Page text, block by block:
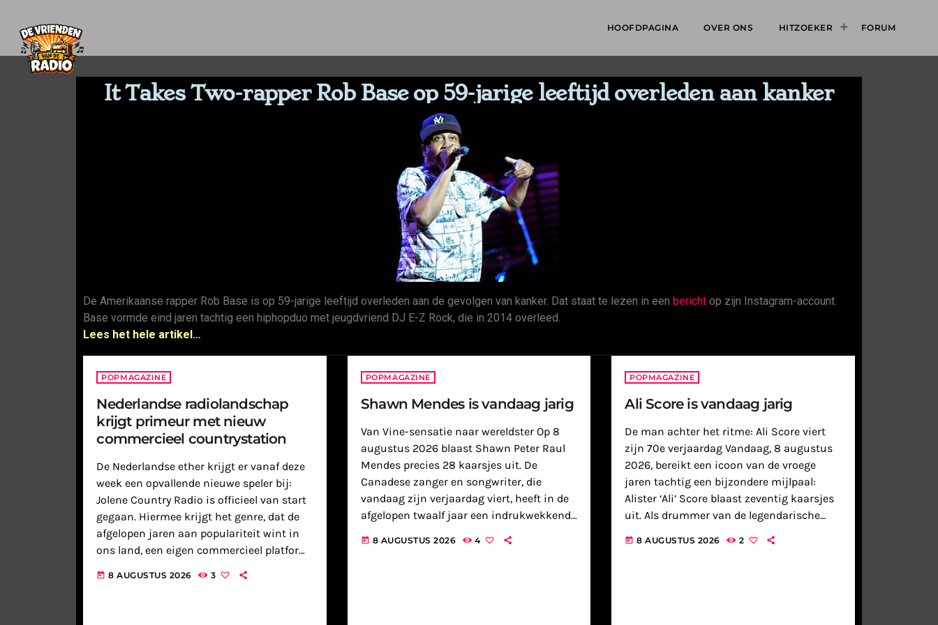
HOOFDPAGINA OVER ONS HITZOEKER FORUM
It Takes Two-rapper Rob Base op 59-jarige leeftijd overleden aan kanker
De Amerikaanse rapper Rob Base is op 59-jarige leeftijd overleden aan de gevolgen van kanker. Dat staat te lezen in eenbericht op zijn Instagram-account.
Base vormde eind jaren tachtig een hiphopduo met jeugdvriend DJ E-Z Rock, die in 2014 overleed.
Lees het hele artikel…
POPMAGAZINE
Nederlandse radiolandschap
krijgt primeur met nieuw
commercieel countrystation
De Nederlandse ether krijgt er vanaf deze
week een opvallende nieuwe speler bij:
Jolene Country Radio is officieel van start
gegaan. Hiermee krijgt het genre, dat de
afgelopen jaren aan populariteit wint in
ons land, een eigen commercieel platform
countryliefhebbers. Een groeiende
today 8 AUGUSTUS 2026 3
POPMAGAZINE
Shawn Mendes is vandaag jarig
Van Vine-sensatie naar wereldster Op 8
augustus 2026 blaast Shawn Peter Raul
Mendes precies 28 kaarsjes uit. De
Canadese zanger en songwriter, die
vandaag zijn verjaardag viert, heeft in de
afgelopen twaalf jaar een indrukwekkende
een vlucht die exemplarisch is voor de
today 8 AUGUSTUS 2026 4
POPMAGAZINE
Ali Score is vandaag jarig
De man achter het ritme: Ali Score viert
zijn 70e verjaardag Vandaag, 8 augustus
2026, bereikt een icoon van de vroege
jaren tachtig een bijzondere mijlpaal:
Alister ‘Ali’ Score blaast zeventig kaarsjes
uit. Als drummer van de legendarische
hij samen met zijn broer Mike […]
today 8 AUGUSTUS 2026 2